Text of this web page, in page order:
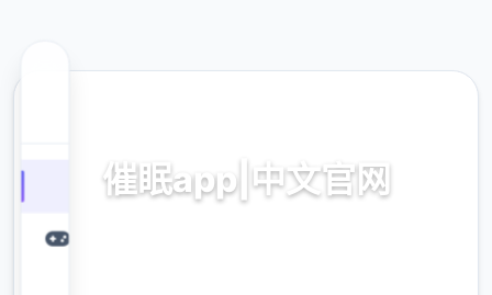
催眠app|中文官网